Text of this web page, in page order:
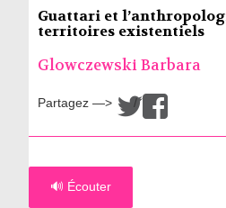
Guattari et
territoires existentiels
Glowczewski Barbara
Partagez —> /
🔊 Écouter